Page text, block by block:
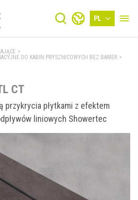
PL
>
DO KABIN PRYSZNICOWYCH BEZ BARIER >
CT
przykrycia płytkami z efektem
liniowych Showertec